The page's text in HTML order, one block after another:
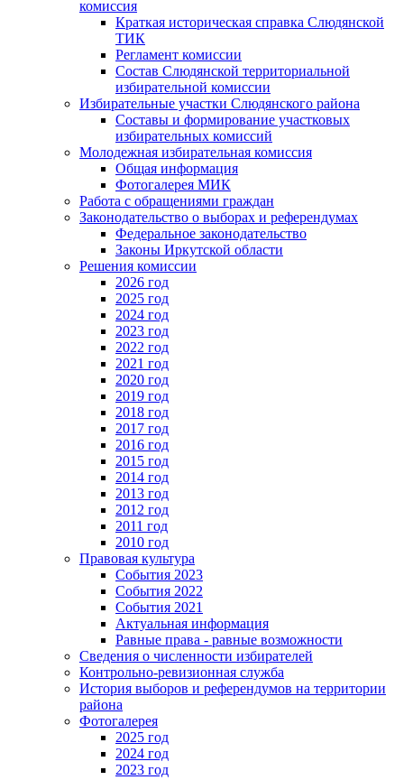
комиссия
Краткая историческая справка Слюдянской
ТИК
Регламент комиссии
Состав Слюдянской территориальной
избирательной комиссии
Избирательные участки Слюдянского района
Составы и формирование участковых
избирательных комиссий
Молодежная избирательная комиссия
Общая информация
Фотогалерея МИК
Работа с обращениями граждан
Законодательство о выборах и референдумах
Федеральное законодательство
Законы Иркутской области
Решения комиссии
2026 год
2025 год
2024 год
2023 год
2022 год
2021 год
2020 год
2019 год
2018 год
2017 год
2016 год
2015 год
2014 год
2013 год
2012 год
2011 год
2010 год
Правовая культура
События 2023
События 2022
События 2021
Актуальная информация
Равные права - равные возможности
Сведения о численности избирателей
Контрольно-ревизионная служба
История выборов и референдумов на территории
района
Фотогалерея
2025 год
2024 год
2023 год